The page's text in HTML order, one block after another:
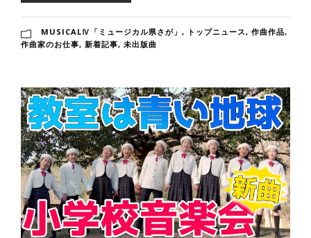
MUSICALⅣ「ミュージカル県さが」 , トップニュース, 作曲作品,
作曲家のお仕事, 新着記事, 未出版曲